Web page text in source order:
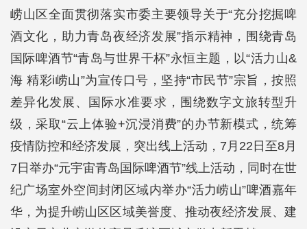
崂山区全面贯彻落实市委主要领导关于“充分挖掘啤
酒文化，助力青岛夜经济发展”指示精神，围绕青岛
国际啤酒节“青岛与世界干杯”永恒主题，以“活力山&
海 精彩i崂山”为宣传口号，坚持“市民节”宗旨，按照
差异化发展、国际水准要求，围绕数字文旅转型升
级，采取“云上体验+沉浸消费”的办节新模式，统筹
疫情防控和经济发展，突出线上活动，7月22日至8月
7日举办“元宇宙青岛国际啤酒节”线上活动，同时在世
纪广场室外空间封闭区域内举办“活力崂山”啤酒嘉年
华，为提升崂山区区域美誉度、推动夜经济发展、建